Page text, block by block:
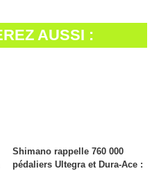
AUSSI :
Shimano rappelle 760 000
pédaliers Ultegra et Dura-Ace :